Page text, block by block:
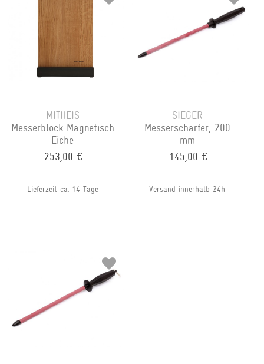
MITHEIS
Messerblock Magnetisch
Eiche
253,00 €
Lieferzeit ca. 14 Tage
SIEGER
Messerschärfer, 200
mm
145,00 €
Versand innerhalb 24h